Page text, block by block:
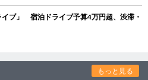
ブ」 宿泊ドライブ予算4万円超、渋滞・
もっと見る